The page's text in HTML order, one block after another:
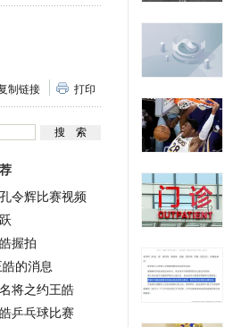
制链接 打印
令辉比赛视频
握拍
的消息
将之约王皓
乒乓球比赛